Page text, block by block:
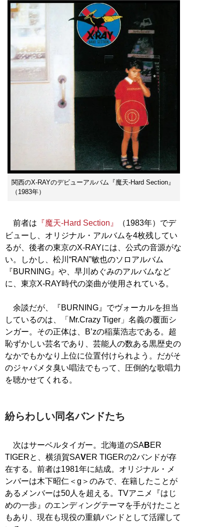
関西のX-RAYのデビューアルバム『魔天-Hard Section』
（1983年）
前者は 『魔天-Hard Section』
（1983年）でデ
ビューし、オリジナル・アルバムを4枚残してい
るが、後者の東京のX-RAYには、公式の音源がな
い。しかし、松川“RAN”敏也のソロアルバム
『BURNING』や、早川めぐみのアルバムなど
に、東京X-RAY時代の楽曲が使用されている。
余談だが、『BURNING』でヴォーカルを担当
しているのは、「Mr.Crazy Tiger」名義の覆面シ
ンガー。その正体は、B’zの稲葉浩志である。超
恥ずかしい芸名であり、芸能人の数ある黒歴史の
なかでもかなり上位に位置付けられよう。だがそ
のジャパメタ臭い唱法でもって、圧倒的な歌唱力
を聴かせてくれる。
紛らわしい同名バンドたち
次はサーベルタイガー。北海道のSABER
TIGERと、横須賀SAVER TIGERの2バンドが存
在する。前者は1981年に結成。オリジナル・メ
ンバーは木下昭仁＜g＞のみで、在籍したことが
あるメンバーは50人を超える。TVアニメ『はじ
めの一歩』のエンディングテーマを手がけたこと
もあり、現在も現役の重鎮バンドとして活躍して